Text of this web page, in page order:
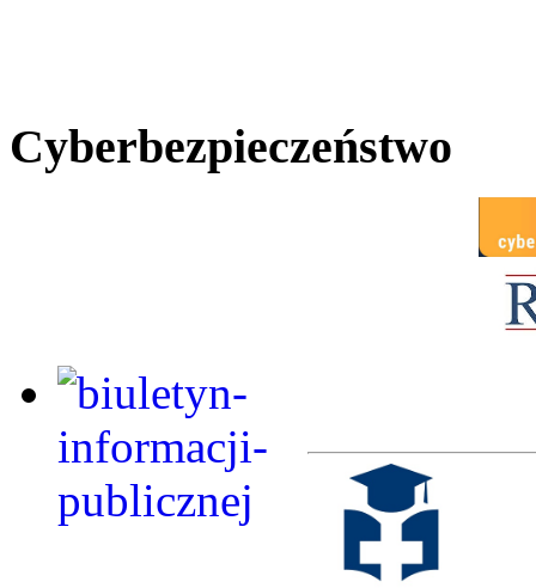
Cyberbezpieczeństwo